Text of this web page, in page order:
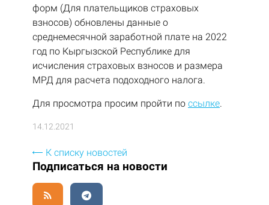
форм (Для плательщиков страховых
взносов) обновлены данные о
среднемесячной заработной плате на 2022
год по Кыргызской Республике для
исчисления страховых взносов и размера
МРД для расчета подоходного налога.
Для просмотра просим пройти по ссылке.
14.12.2021
К списку новостей
Подписаться на новости